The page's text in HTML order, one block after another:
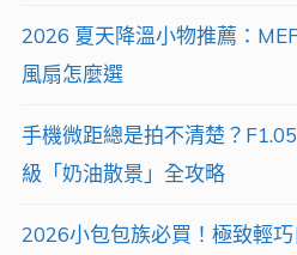
術
d(･
∀･
2026 夏天降溫小物推薦：
風扇怎麼選
手機微距總是拍不清楚？
級「奶油散景」全攻略
2026小包包族必買！極致輕